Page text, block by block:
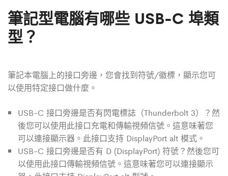
筆記型電腦有哪些 USB-C 埠類
型？
筆記本電腦上的接口旁邊，您會找到符號/徽標，顯示您可
以使用特定接口做什麼。
USB-C 接口旁邊是否有閃電標誌（Thunderbolt 3）？然
後您可以使用此接口充電和傳輸視頻信號。這意味著您
可以連接顯示器。此接口支持 DisplayPort alt 模式。
USB-C 接口旁邊是否有 D (DisplayPort) 符號？然後您可
以使用此接口傳輸視頻信號。這意味著您可以連接顯示